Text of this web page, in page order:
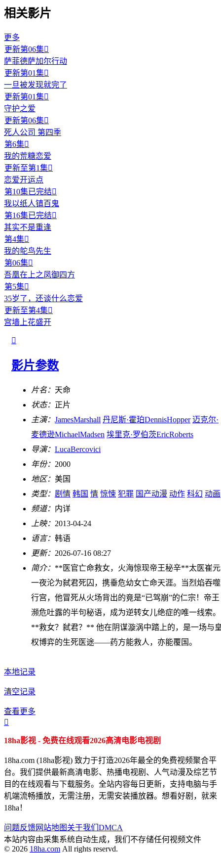
相关影片
更多
更新第06集
萨菲德萨加尔行动
更新第01集
一旦被发现就完了
更新第01集
守护之爱
更新第06集
死人公司 第四季
第6集
我的荒糖恋爱
更新至第1集
恋爱开运点
第10集已完结
我以纸人镇百鬼
第16集已完结
其实不是重逢
第4集
我的鸵鸟先生
第06集
吾凰在上之凤御四方
第5集
35岁了，还谈什么恋爱
更新至第4集
宫墙上花盛开

影片参数
片名： 天命
状态： 正片
主演： JamesMarshall 丹尼斯·霍珀DennisHopper 迈克尔·
麦德逊MichaelMadsen 埃里克·罗伯茨EricRoberts
导演： LucaBercovici
年份： 2000
地区： 美国
类型： 剧情 韩国 情 惊悚 犯罪 国产动漫 动作 科幻 动画
频道： 内详
上映： 2013-04-24
语言： 韩语
更新： 2026-07-16 08:27
简介： **医官亡命救女，火海惊现帝王秘辛**太医崔元
一夜沦为弑君死囚，携垂危幼女亡命天涯。当烈焰吞噬
行宫，他冒死从火场背出的竟是“已驾崩”的仁宗！帝王
濒危吐露的半句秘语，成为逆转女儿绝症的唯一线索。
**救女？弑君？** 他在阴谋漩涡中踏上的，是一场与
权博弈的生死医途——药方能救人，亦能覆国。
本地记录
清空记录
查看更多

18ha影视 - 免费在线观看2026高清电影电视剧
18ha.com (18ha影视) 致力于打造2026年最全的免费视频聚合平
台。我们提供最新高清电影、热播电视剧、人气动漫及综艺节
目的在线观看与下载服务。全站内容每日更新，支持电脑与手
机端流畅播放，无需注册，无需安装播放器。想看好剧，就来
18ha！
问题反馈网站地图 关于我们 DMCA
本站内容由采集系统自动生成，我们不存储任何视频文件
© 2026 18ha.com All rights reservd.